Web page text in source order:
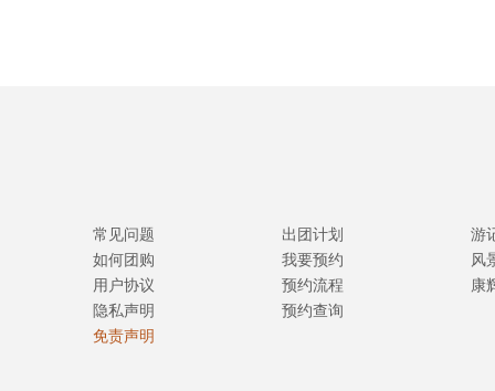
常见问题
如何团购
用户协议
隐私声明
免责声明
出团计划
我要预约
预约流程
预约查询
游
风
康